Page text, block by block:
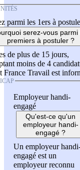
parmi les 1ers à
serez-vous parmi
premiers à postuler ?
de plus de 15 jours,
moins de 4
France Travail est
Employeur handi-
engagé
Qu'est-ce qu'un
employeur handi-
engagé ?
Un employeur
engagé est un
employeur reconnu